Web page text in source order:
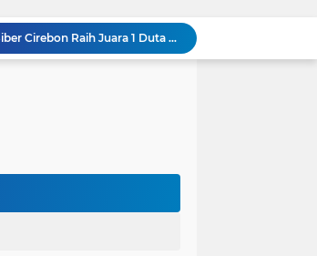
Jadi Duta Budaya, Mahasiswa HTNI UIN Siber Cirebon Raih Juara 1 Duta Batik DKI Jakarta 2026
100.000 Jemaah Hadiri Zikir dan Doa Kebangsaan di Monas, Wujud Syukur atas Kemerdekaan
Mahasiswa KKN Kelompok 140 UIN Siber Cirebon Berikan Edukasi Anti Bullying